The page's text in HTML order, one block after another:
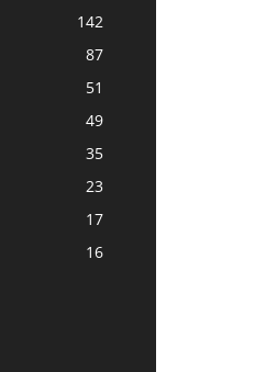
142
87
51
49
35
23
17
16